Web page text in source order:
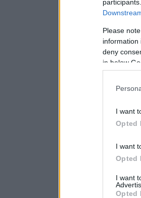
Please
information
deny
in below
I want
Opted
I want
Opted
I want
Opted